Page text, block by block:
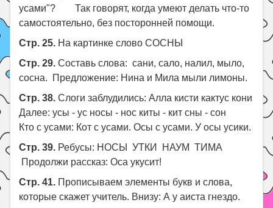
усами"? Так говорят, когда умеют делать что-то
самостоятельно, без посторонней помощи.
Стр. 25. На картинке слово СОСНЫ
Стр. 29. Составь слова: сани, сало, налил, мыло,
сосна. Предложение: Нина и Мила мыли лимоны.
Стр. 38. Слоги заблудились: Алла кисти кактус кони
Далее: усы - ус носы - нос киты - кит сны - сон
Кто с усами: Кот с усами. Осы с усами. У осы усики.
Стр. 39. Ребусы: НОСЫ УТКИ НАУМ ТИМА
Продолжи рассказ: Оса укусит!
Стр. 41. Прописываем элементы букв и слова,
которые скажет учитель. Внизу: А у аиста гнездо.